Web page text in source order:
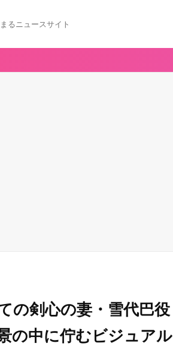
るニュースサイト
の剣心の妻・雪代巴役
の中に佇むビジュアル